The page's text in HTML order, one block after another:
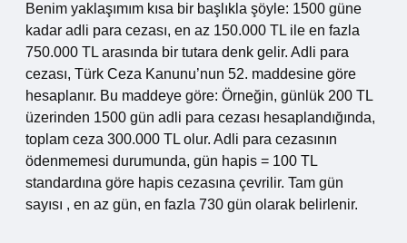
Benim yaklaşımım kısa bir başlıkla şöyle: 1500 güne
kadar adli para cezası, en az 150.000 TL ile en fazla
750.000 TL arasında bir tutara denk gelir. Adli para
cezası, Türk Ceza Kanunu’nun 52. maddesine göre
hesaplanır. Bu maddeye göre: Örneğin, günlük 200 TL
üzerinden 1500 gün adli para cezası hesaplandığında,
toplam ceza 300.000 TL olur. Adli para cezasının
ödenmemesi durumunda, gün hapis = 100 TL
standardına göre hapis cezasına çevrilir. Tam gün
sayısı , en az gün, en fazla 730 gün olarak belirlenir.